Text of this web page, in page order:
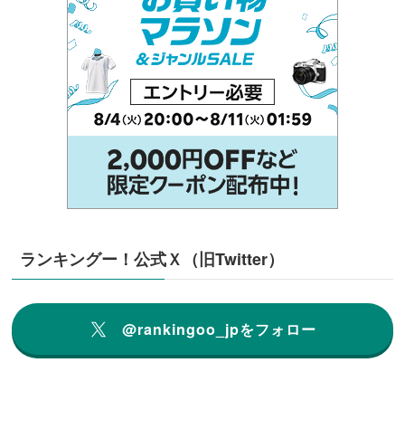
ランキングー！公式Ｘ（旧Twitter）
@rankingoo_jpをフォロー